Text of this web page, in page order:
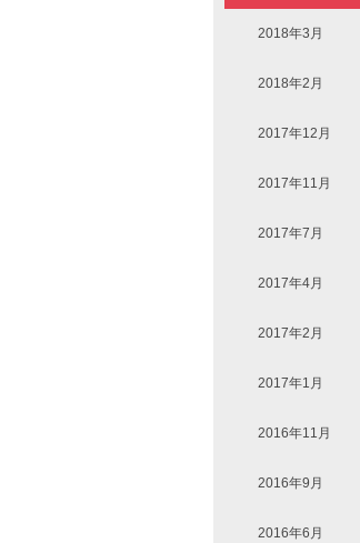
2018年3月
2018年2月
2017年12月
2017年11月
2017年7月
2017年4月
2017年2月
2017年1月
2016年11月
2016年9月
2016年6月